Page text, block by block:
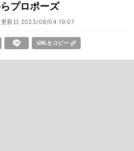
プロポーズ
更新日 2023/08/04 19:01
URLをコピー